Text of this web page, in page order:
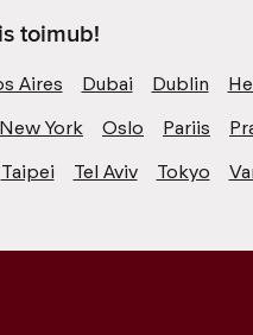
toimub!
Aires Dubai Dublin
New York Oslo Pariis
Taipei Tel Aviv Tokyo